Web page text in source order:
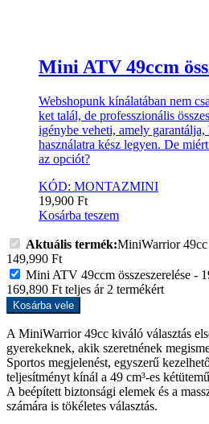
Mini ATV 49ccm
Webshopunk kínálatában nem
ket talál, de professzionális
igénybe veheti, amely
használatra kész legyen. De
az opciót?
KÓD: MONTAZMINI
19,900 Ft
Kosárba teszem
Aktuális termék:MiniWarrior
149,990 Ft
Mini ATV 49ccm összeszerelése -
169,890 Ft teljes ár 2 termékért
Kosárba vele
A MiniWarrior 49cc kiváló választás
gyerekeknek, akik szeretnének
Sportos megjelenést, egyszerű
teljesítményt kínál a 49 cm³-es
A beépített biztonsági elemek és a
számára is tökéletes választás.